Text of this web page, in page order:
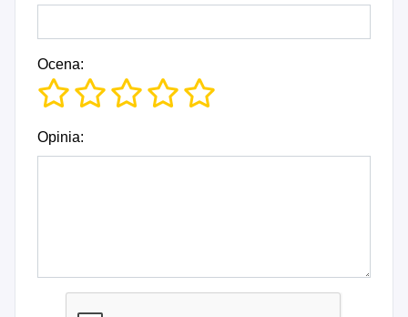
Ocena:
Opinia: